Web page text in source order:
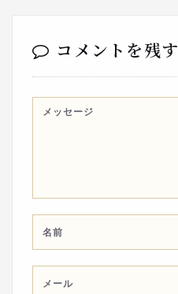
コメントを残す